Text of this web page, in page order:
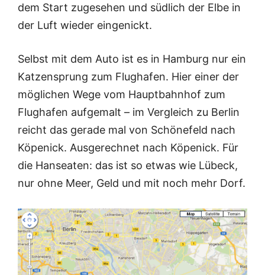
dem Start zugesehen und südlich der Elbe in
der Luft wieder eingenickt.
Selbst mit dem Auto ist es in Hamburg nur ein
Katzensprung zum Flughafen. Hier einer der
möglichen Wege vom Hauptbahnhof zum
Flughafen aufgemalt – im Vergleich zu Berlin
reicht das gerade mal von Schönefeld nach
Köpenick. Ausgerechnet nach Köpenick. Für
die Hanseaten: das ist so etwas wie Lübeck,
nur ohne Meer, Geld und mit noch mehr Dorf.